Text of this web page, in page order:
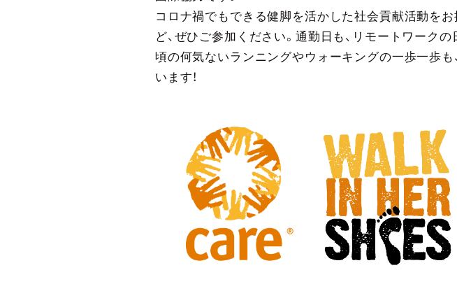
コロナ禍でもできる健脚を活かした社会貢献活動を
ど、ぜひご参加ください。通勤日も、リモートワーク
頃の何気ないランニングやウォーキングの一歩一歩
います！